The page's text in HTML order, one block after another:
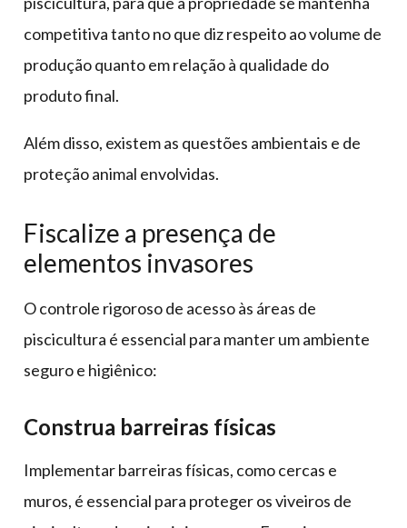
competitiva tanto no que diz respeito ao volume de
produção quanto em relação à qualidade do
produto final.
Além disso, existem as questões ambientais e de
proteção animal envolvidas.
Fiscalize a presença de
elementos invasores
O controle rigoroso de acesso às áreas de
piscicultura é essencial para manter um ambiente
seguro e higiênico:
Construa barreiras físicas
Implementar barreiras físicas, como cercas e
muros, é essencial para proteger os viveiros de